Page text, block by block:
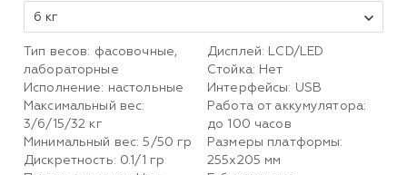
6 кг
Тип весов: фасовочные,
лабораторные
Исполнение: настольные
Максимальный вес:
3/6/15/32 кг
Минимальный вес: 5/50 гр
Дискретность: 0.1/1 гр
Дисплей: LСD/LED
Стойка: Нет
Интерфейсы: USB
Работа от аккумулятора:
до 100 часов
Размеры платформы:
255х205 мм